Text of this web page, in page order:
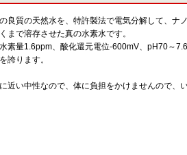
良質の天然水を、特許製法で電気分解して、ナ
まで溶存させた真の水素水です。
素量1.6ppm、酸化還元電位-600mV、pH70～
誇ります。
近い中性なので、体に負担をかけませんので、